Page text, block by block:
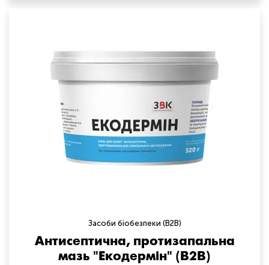
Засоби біобезпеки (B2B)
Антисептична, протизапальна
мазь "Екодермін" (B2B)